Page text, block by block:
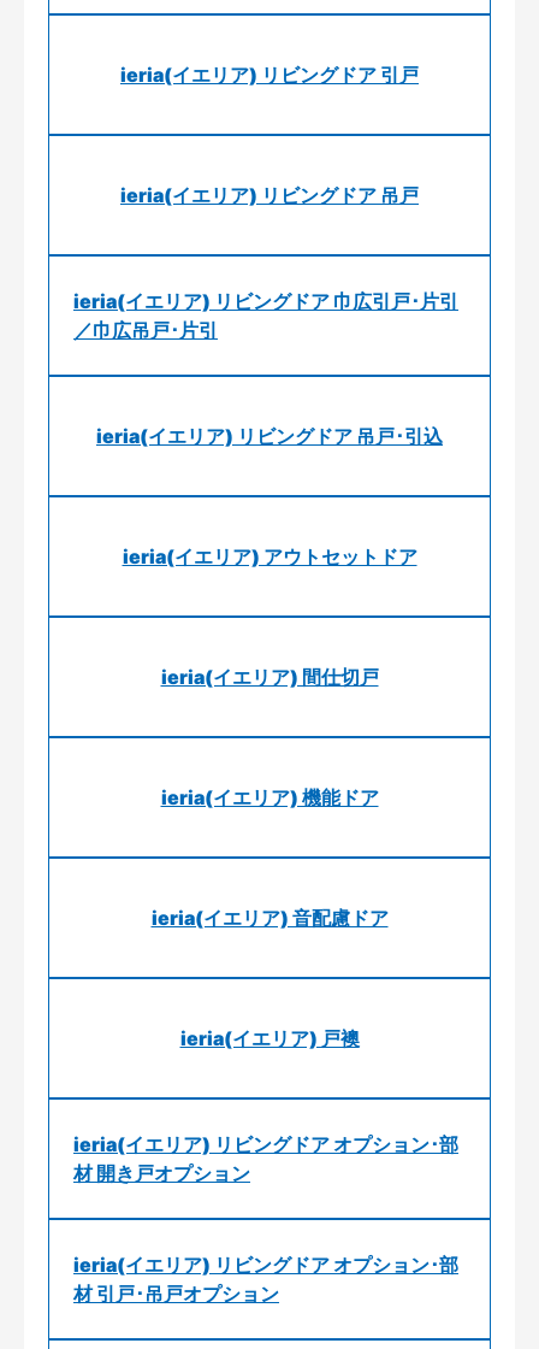
ieria(イエリア) リビングドア 引戸
ieria(イエリア) リビングドア 吊戸
ieria(イエリア) リビングドア 巾広引戸･片引
／巾広吊戸･片引
ieria(イエリア) リビングドア 吊戸･引込
ieria(イエリア) アウトセットドア
ieria(イエリア) 間仕切戸
ieria(イエリア) 機能ドア
ieria(イエリア) 音配慮ドア
ieria(イエリア) 戸襖
ieria(イエリア) リビングドア オプション･部
材 開き戸オプション
ieria(イエリア) リビングドア オプション･部
材 引戸･吊戸オプション